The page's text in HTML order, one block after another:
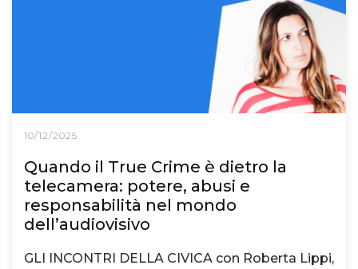
10/12/2025
Quando il True Crime è dietro la
telecamera: potere, abusi e
responsabilità nel mondo
dell’audiovisivo
GLI INCONTRI DELLA CIVICA con Roberta Lippi,